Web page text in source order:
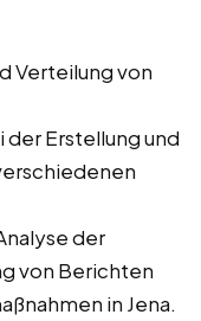
Verteilung von
Erstellung und
der
von Berichten
in Jena.